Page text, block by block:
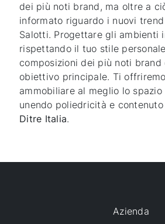
dei più noti brand, ma oltre a
informato riguardo i nuovi
Salotti. Progettare gli ambienti
rispettando il tuo stile
composizioni dei più noti brand
obiettivo principale. Ti
ammobiliare al meglio lo spazio
unendo poliedricità e
Ditre Italia.
Azienda